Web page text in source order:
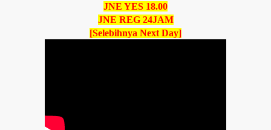
JNE YES 18.00
JNE REG 24JAM
[Selebihnya Next Day]